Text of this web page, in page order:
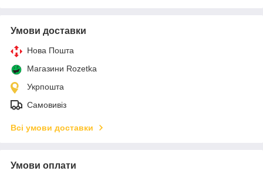
Умови доставки
Нова Пошта
Магазини Rozetka
Укрпошта
Самовивіз
Всі умови доставки
Умови оплати